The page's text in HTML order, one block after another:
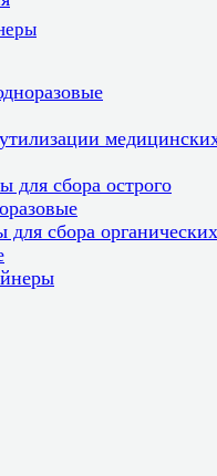
для сбора острого
для сбора органических